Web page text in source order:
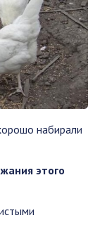
набирали
этого